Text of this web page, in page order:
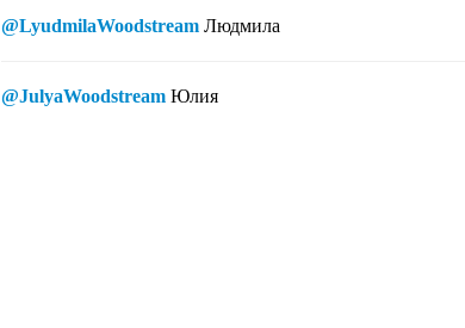
@LyudmilaWoodstream Людмила
@JulyaWoodstream Юлия